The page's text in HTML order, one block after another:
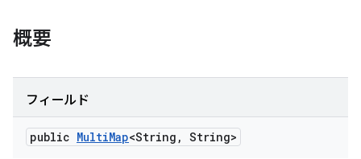
概要
フィールド
public MultiMap<String , String>